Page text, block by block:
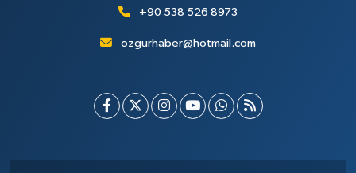
+90 538 526 8973
ozgurhaber@hotmail.com